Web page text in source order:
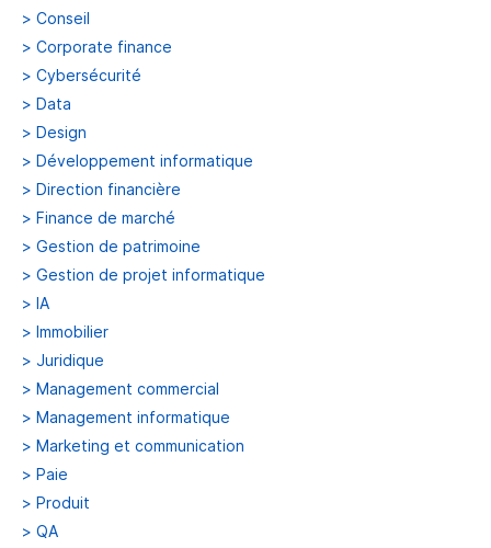
> Conseil
> Corporate finance
> Cybersécurité
> Data
> Design
> Développement informatique
> Direction financière
> Finance de marché
> Gestion de patrimoine
> Gestion de projet informatique
> IA
> Immobilier
> Juridique
> Management commercial
> Management informatique
> Marketing et communication
> Paie
> Produit
> QA